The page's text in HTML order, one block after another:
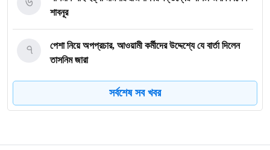
শাবনূর
পেশা নিয়ে অপপ্রচার, আওয়ামী কর্মীদের উদ্দেশ্যে যে বার্তা দিলেন
তাসনিম জারা
৭
গাজায় ধ্বংসস্তূপ থেকে ১৯ লাশ উদ্ধার, বেশিরভাগ নারী-শিশু
৯
সর্বশেষ সব খবর